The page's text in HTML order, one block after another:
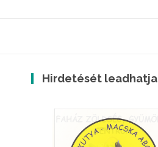
Hirdetését leadhatja